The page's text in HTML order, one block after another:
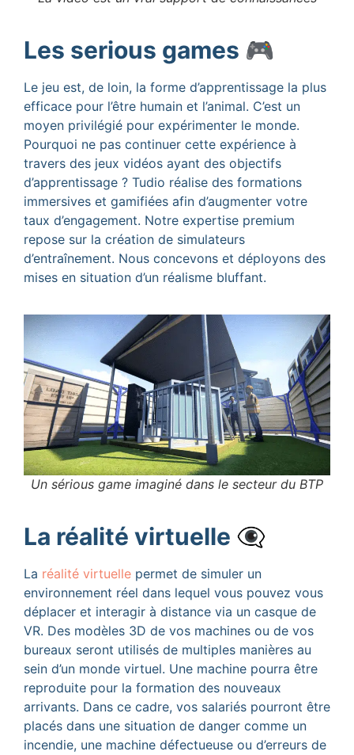
Les serious games 🎮
Le jeu est, de loin, la forme d’apprentissage la plus
efficace pour l’être humain et l’animal. C’est un
moyen privilégié pour expérimenter le monde.
Pourquoi ne pas continuer cette expérience à
travers des jeux vidéos ayant des objectifs
d’apprentissage ? Tudio réalise des formations
immersives et gamifiées afin d’augmenter votre
taux d’engagement. Notre expertise premium
repose sur la création de simulateurs
d’entraînement. Nous concevons et déployons des
mises en situation d’un réalisme bluffant.
Un sérious game imaginé dans le secteur du BTP
La réalité virtuelle 👁️‍🗨️
La réalité virtuelle permet de simuler un
environnement réel dans lequel vous pouvez vous
déplacer et interagir à distance via un casque de
VR. Des modèles 3D de vos machines ou de vos
bureaux seront utilisés de multiples manières au
sein d’un monde virtuel. Une machine pourra être
reproduite pour la formation des nouveaux
arrivants. Dans ce cadre, vos salariés pourront être
placés dans une situation de danger comme un
incendie, une machine défectueuse ou d’erreurs de